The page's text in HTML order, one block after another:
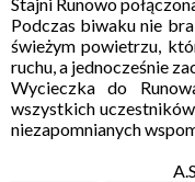
Podczas biwaku nie
świeżym powietrzu,
ruchu, a jednocześnie
Wycieczka do
wszystkich
niezapomnianych